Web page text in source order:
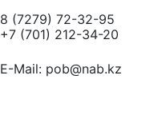
8 (7279) 72-32-95
+7 (701) 212-34-20
E-Mail: pob@nab.kz